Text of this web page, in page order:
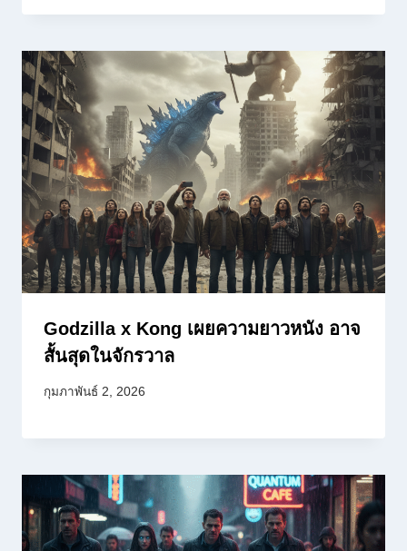
Godzilla x Kong เผยความยาวหนัง อาจ
สั้นสุดในจักรวาล
กุมภาพันธ์ 2, 2026